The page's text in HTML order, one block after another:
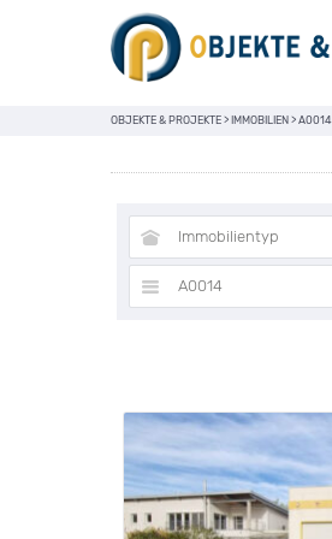
OBJEKTE & PROJEKTE > IMMOBILIEN > A0014
Immobilientyp
A0014